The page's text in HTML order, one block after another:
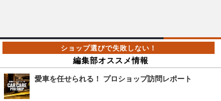
編集部オススメ情報
愛車を任せられる！ プロショップ訪問レポート